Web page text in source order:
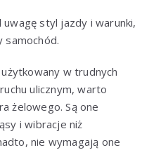
styl jazdy i warunki,
samochód.
w trudnych
ulicznym, warto
żelowego. Są one
i wibracje niż
nie wymagają one